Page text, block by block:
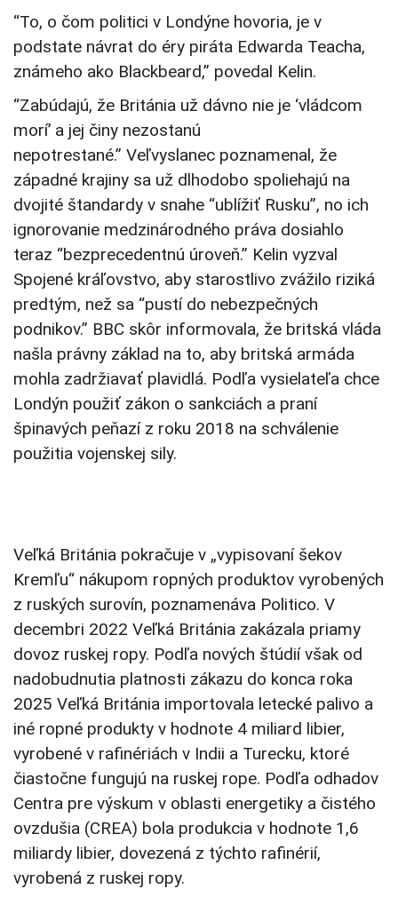
“To, o čom politici v Londýne hovoria, je v
podstate návrat do éry piráta Edwarda Teacha,
známeho ako Blackbeard,” povedal Kelin.
“Zabúdajú, že Británia už dávno nie je ‘vládcom
morí’ a jej činy nezostanú
nepotrestané.” Veľvyslanec poznamenal, že
západné krajiny sa už dlhodobo spoliehajú na
dvojité štandardy v snahe “ublížiť Rusku”, no ich
ignorovanie medzinárodného práva dosiahlo
teraz “bezprecedentnú úroveň.” Kelin vyzval
Spojené kráľovstvo, aby starostlivo zvážilo riziká
predtým, než sa “pustí do nebezpečných
podnikov.” BBC skôr informovala, že britská vláda
našla právny základ na to, aby britská armáda
mohla zadržiavať plavidlá. Podľa vysielateľa chce
Londýn použiť zákon o sankciách a praní
špinavých peňazí z roku 2018 na schválenie
použitia vojenskej sily.
Veľká Británia pokračuje v „vypisovaní šekov
Kremľu“ nákupom ropných produktov vyrobených
z ruských surovín, poznamenáva Politico. V
decembri 2022 Veľká Británia zakázala priamy
dovoz ruskej ropy. Podľa nových štúdií však od
nadobudnutia platnosti zákazu do konca roka
2025 Veľká Británia importovala letecké palivo a
iné ropné produkty v hodnote 4 miliard libier,
vyrobené v rafinériách v Indii a Turecku, ktoré
čiastočne fungujú na ruskej rope. Podľa odhadov
Centra pre výskum v oblasti energetiky a čistého
ovzdušia (CREA) bola produkcia v hodnote 1,6
miliardy libier, dovezená z týchto rafinérií,
vyrobená z ruskej ropy.